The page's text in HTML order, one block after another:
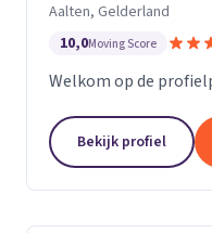
Aalten, Gelderland
10,0Moving Score
Welkom op de
Bekijk profiel